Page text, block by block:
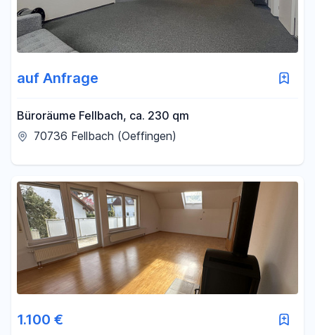
auf Anfrage
Büroräume Fellbach, ca. 230 qm
70736 Fellbach (Oeffingen)
1.100 €